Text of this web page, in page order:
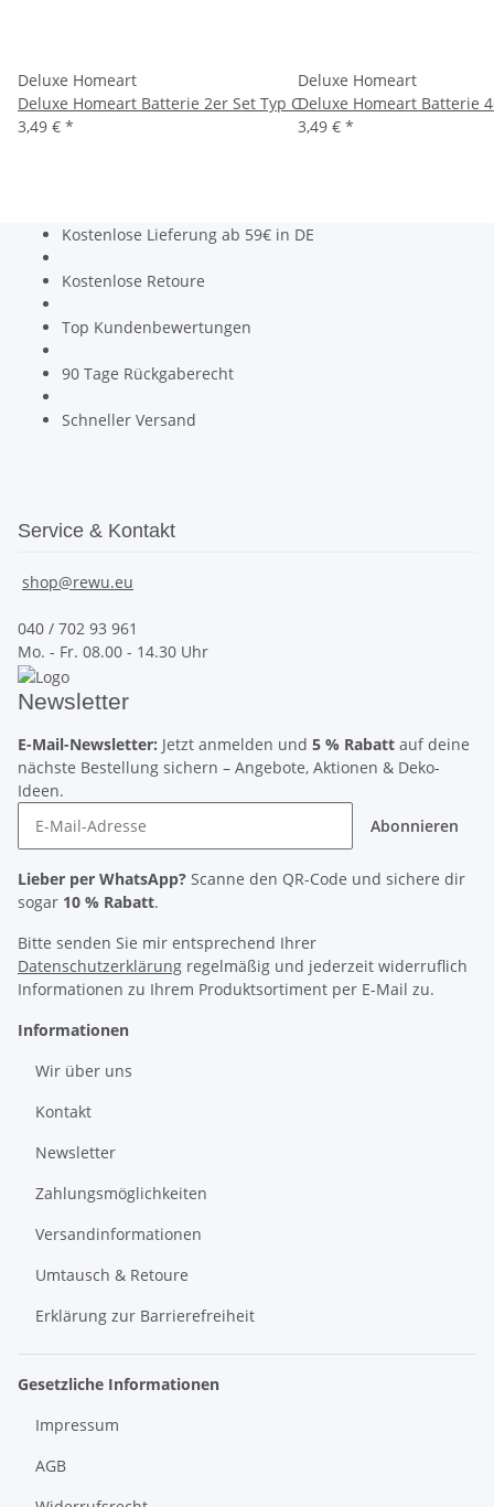
Deluxe Homeart
Deluxe Homeart Batterie 2er Set Typ C
3,49 € *
Deluxe Homeart
Deluxe Homeart Batterie
3,49 € *
Kostenlose Lieferung ab 59€ in DE
Kostenlose Retoure
Top Kundenbewertungen
90 Tage Rückgaberecht
Schneller Versand
Service & Kontakt
shop@rewu.eu
040 / 702 93 961
Mo. - Fr. 08.00 - 14.30 Uhr
Newsletter
E-Mail-Newsletter: Jetzt anmelden und 5 % Rabatt auf deine
nächste Bestellung sichern – Angebote, Aktionen & Deko-
Ideen.
Abonnieren
Lieber per WhatsApp? Scanne den QR-Code und sichere dir
sogar 10 % Rabatt.
Bitte senden Sie mir entsprechend Ihrer
Datenschutzerklärung regelmäßig und jederzeit widerruflich
Informationen zu Ihrem Produktsortiment per E-Mail zu.
Informationen
Wir über uns
Kontakt
Newsletter
Zahlungsmöglichkeiten
Versandinformationen
Umtausch & Retoure
Erklärung zur Barrierefreiheit
Gesetzliche Informationen
Impressum
AGB